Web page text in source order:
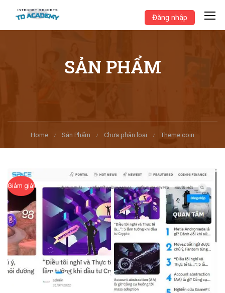
Đăng nhập
SẢN PHẨM
Home Sản Phẩm Chưa phân loại Theme coin
Giảm giá!